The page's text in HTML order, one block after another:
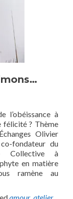
l’obéissance à
félicité ? Thème
Olivier
fondateur du
Collective à
en matière
ramène au